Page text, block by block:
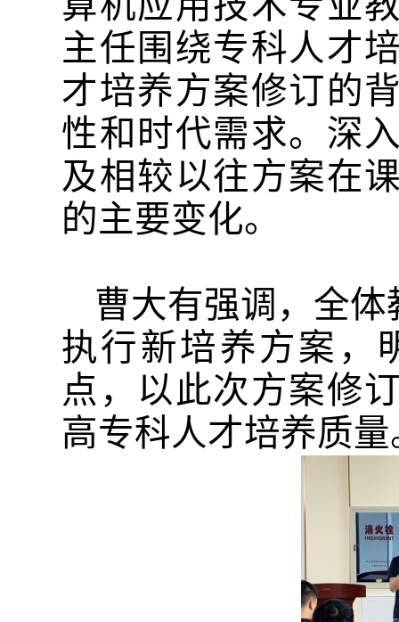
主任围绕专科人才
才培养方案修订的
性和时代需求。深
及相较以往方案在
的主要变化。
曹大有强调，全
执行新培养方案，
点，以此次方案修
高专科人才培养质量